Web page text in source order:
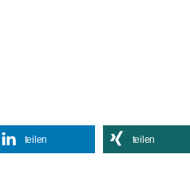
teilen teilen